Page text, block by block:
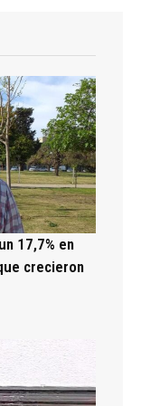
17,7% en
crecieron